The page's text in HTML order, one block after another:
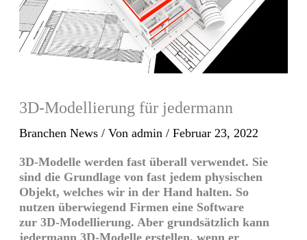
3D-Modellierung für jedermann
Branchen News / Vonadmin/Februar 23, 2022
3D-Modelle werden fast überall verwendet. Sie
sind die Grundlage von fast jedem physischen
Objekt, welches wir in der Hand halten. So
nutzen überwiegend Firmen eine Software
zur3D-Modellierung. Aber grundsätzlich kann